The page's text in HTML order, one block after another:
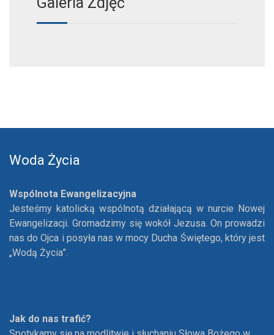
Woda Życia
Wspólnota Ewangelizacyjna
Jesteśmy katolicką wspólnotą działającą w nurcie Nowej
Ewangelizacji. Gromadzimy się wokół Jezusa. On prowadzi
nas do Ojca i posyła nas w mocy Ducha Świętego, który jest
„Wodą Życia”.
Jak do nas trafić?